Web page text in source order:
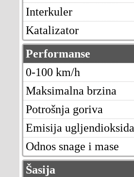
Interkuler
Katalizator
Performanse
0-100 km/h
Maksimalna brzina
Potrošnja goriva
Emisija ugljendioksida
Odnos snage i mase
Šasija